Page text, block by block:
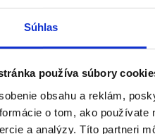
Súhlas
používa súbory
obsahu a reklám,
o tom, ako
a analýzy. Títo partneri
250 k
3,30 m